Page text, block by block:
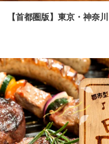
【首都圏版】東京・神奈